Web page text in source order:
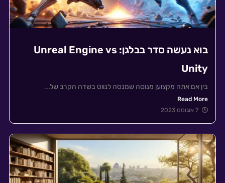
בוא נעשה סדר בבלגן: Unreal Engine vs
Unity
בין אם אתה מקצוען מנוסה שמנסה לנווט בשדה הקרב של...
Read More
7 אוגוסט 2023